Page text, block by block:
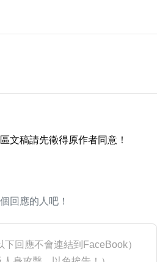
文稿請先徵得原作者同意！
回應的人吧！
下回應不會連結到FaceBook）